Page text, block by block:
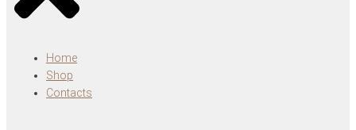
Home
Shop
Contacts